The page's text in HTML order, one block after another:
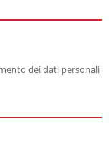
dei dati personali